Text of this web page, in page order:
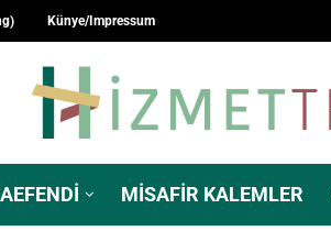
Künye/Impressum
MISAFIR KALEMLER